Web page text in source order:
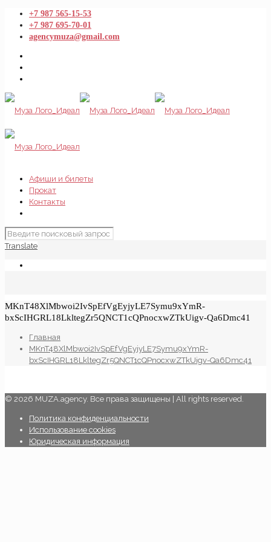
+7 987 565-15-53
+7 987 695-70-01
agencymuza@gmail.com
Афиши и билеты
Прокат
Контакты
Translate
MKnT48XlMbwoi2IvSpEfVgEyjyLE7Symu9xYmR-
bxScIHGRL18LkltegZr5QNCT1cQPnocxwZTkUigv-Qa6Dmc41
Главная
MKnT48XlMbwoi2IvSpEfVgEyjyLE7Symu9xYmR-
bxScIHGRL18LkltegZr5QNCT1cQPnocxwZTkUigv-Qa6Dmc41
© 2026 MUZA.agency. Все права защищены | All rights reserved.
Политика конфиденциальности
Использование cookies
Юридическая информация